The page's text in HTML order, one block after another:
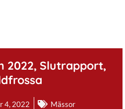
2022, Slutrapport,
4, 2022 Mässor